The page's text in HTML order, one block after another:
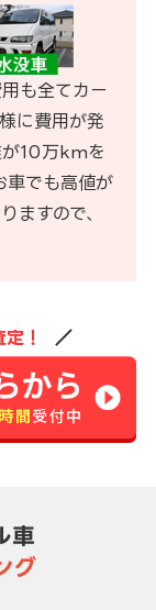
も全てカー
に費用が発
が10万kmを
車でも高値が
ますので、
！
車
グ